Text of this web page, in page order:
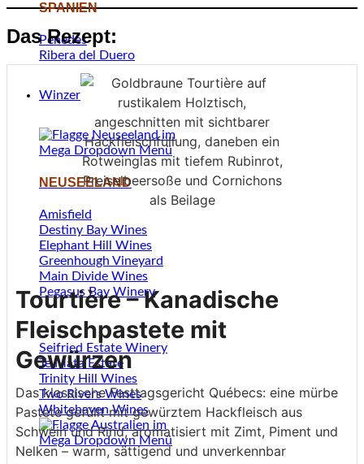
SPANIEN
Penedès
Ribera del Duero
Winzer
NEUSEELAND
Amisfield
Destiny Bay Wines
Elephant Hill Wines
Greenhough Vineyard
Main Divide Wines
Pegasus Bay Winery
Seifried Estate Winery
Te Mata Estate
Trinity Hill Wines
Two Rivers Wines
Whitehaven Wines
Das Rezept:
Tourtière – Kanadische
Fleischpastete mit
Gewürzen
Das klassische Festtagsgericht Québecs: eine mürbe
Pastete gefüllt mit gewürztem Hackfleisch aus
Schwein und Rind, aromatisiert mit Zimt, Piment und
Nelken – warm, sättigend und unverkennbar